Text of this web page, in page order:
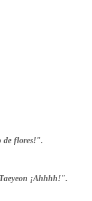
de flores!".
¡Ahhhh!".